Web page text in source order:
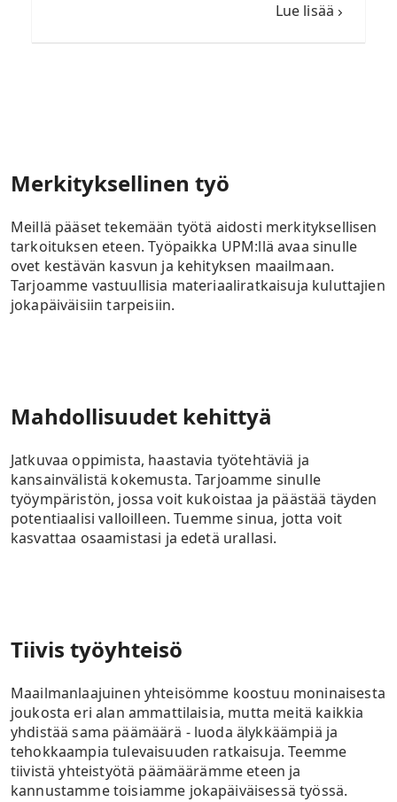
Lue lisää
Merkityksellinen työ
Meillä pääset tekemään työtä aidosti merkityksellisen
tarkoituksen eteen. Työpaikka UPM:llä avaa sinulle
ovet kestävän kasvun ja kehityksen maailmaan.
Tarjoamme vastuullisia materiaaliratkaisuja kuluttajien
jokapäiväisiin tarpeisiin.
Mahdollisuudet kehittyä
Jatkuvaa oppimista, haastavia työtehtäviä ja
kansainvälistä kokemusta. Tarjoamme sinulle
työympäristön, jossa voit kukoistaa ja päästää täyden
potentiaalisi valloilleen. Tuemme sinua, jotta voit
kasvattaa osaamistasi ja edetä urallasi.
Tiivis työyhteisö
Maailmanlaajuinen yhteisömme koostuu moninaisesta
joukosta eri alan ammattilaisia, mutta meitä kaikkia
yhdistää sama päämäärä - luoda älykkäämpiä ja
tehokkaampia tulevaisuuden ratkaisuja. Teemme
tiivistä yhteistyötä päämäärämme eteen ja
kannustamme toisiamme jokapäiväisessä työssä.